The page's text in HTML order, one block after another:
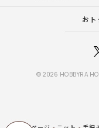
お
© 2026 HOBBYRA